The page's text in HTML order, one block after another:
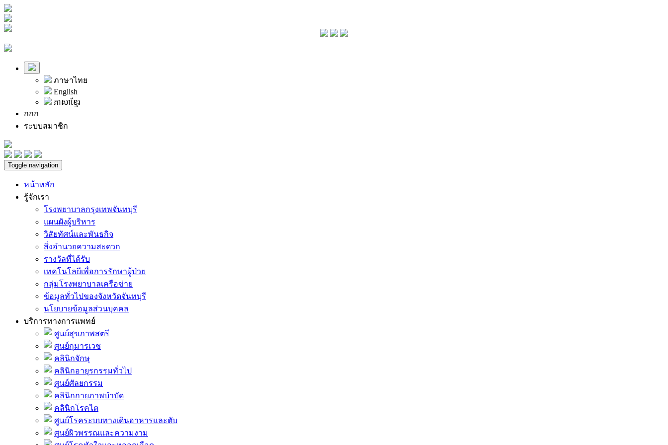
ภาษาไทย
English
ភាសាខ្មែរ
กกก
ระบบสมาชิก
Toggle navigation
หน้าหลัก
รู้จักเรา
โรงพยาบาลกรุงเทพจันทบุรี
แผนผังผู้บริหาร
วิสัยทัศน์และพันธกิจ
สิ่งอำนวยความสะดวก
รางวัลที่ได้รับ
เทคโนโลยีเพื่อการรักษาผู้ป่วย
กลุ่มโรงพยาบาลเครือข่าย
ข้อมูลทั่วไปของจังหวัดจันทบุรี
นโยบายข้อมูลส่วนบุคคล
บริการทางการแพทย์
ศูนย์สุขภาพสตรี
ศูนย์กุมารเวช
คลินิกจักษุ
คลินิกอายุรกรรมทั่วไป
ศูนย์ศัลยกรรม
คลินิกกายภาพบำบัด
คลินิกโรคไต
ศูนย์โรคระบบทางเดินอาหารและตับ
ศูนย์ผิวพรรณและความงาม